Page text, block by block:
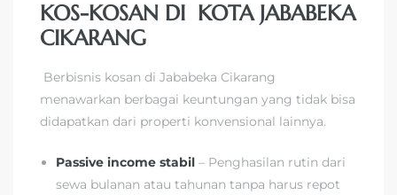
KOS-KOSAN DI KOTA JABABEKA
CIKARANG
Berbisnis kosan di Jababeka Cikarang
menawarkan berbagai keuntungan yang tidak bisa
didapatkan dari properti konvensional lainnya.
Passive income stabil – Penghasilan rutin dari
sewa bulanan atau tahunan tanpa harus repot